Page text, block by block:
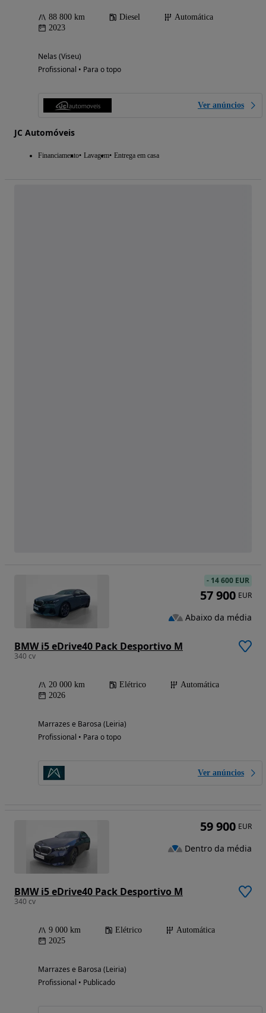
88 800 km Diesel
Automática
2023
Nelas (Viseu)
Profissional • Para o topo
Ver anúncios
JC Automóveis
Financiamento Lavagem Entrega em casa
BMW i5 eDrive40 Pack Desportivo M
340 cv
20 000 km Elétrico
Automática
2026
Marrazes e Barosa (Leiria)
Profissional • Para o topo
Ver anúncios
- 14 600 EUR
57 900 EUR
Abaixo da média
BMW i5 eDrive40 Pack Desportivo M
340 cv
9 000 km Elétrico
Automática
2025
Marrazes e Barosa (Leiria)
Profissional • Publicado
59 900 EUR
Dentro da média